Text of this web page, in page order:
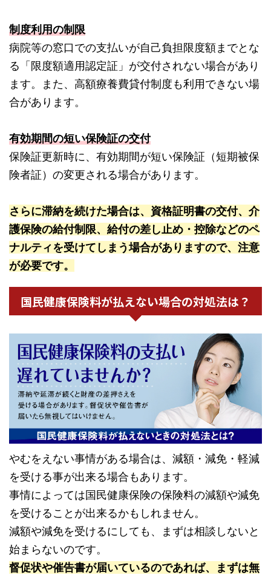
制度利用の制限
病院等の窓口での支払いが自己負担限度額までとな
る「限度額適用認定証」が交付されない場合があり
ます。また、高額療養費貸付制度も利用できない場
合があります。
有効期間の短い保険証の交付
保険証更新時に、有効期間が短い保険証（短期被保
険者証）の変更される場合があります。
さらに滞納を続けた場合は、資格証明書の交付、介
護保険の給付制限、給付の差し止め・控除などのペ
ナルティを受けてしまう場合がありますので、注意
が必要です。
国民健康保険料が払えない場合の対処法は？
やむをえない事情がある場合は、減額・減免・軽減
を受ける事が出来る場合もあります。
事情によっては国民健康保険の保険料の減額や減免
を受けることが出来るかもしれません。
減額や減免を受けるにしても、まずは相談しないと
始まらないのです。
督促状や催告書が届いているのであれば、まずは無